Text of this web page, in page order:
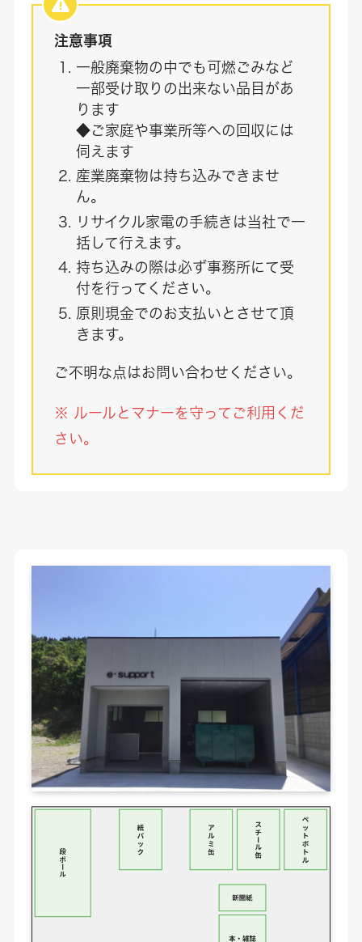
注意事項
一般廃棄物の中でも可燃ごみなど
一部受け取りの出来ない品目があ
ります
◆ご家庭や事業所等への回収には
伺えます
産業廃棄物は持ち込みできませ
ん。
リサイクル家電の手続きは当社で一
括して行えます。
持ち込みの際は必ず事務所にて受
付を行ってください。
原則現金でのお支払いとさせて頂
きます。
ご不明な点はお問い合わせください。
※ ルールとマナーを守ってご利用くだ
さい。